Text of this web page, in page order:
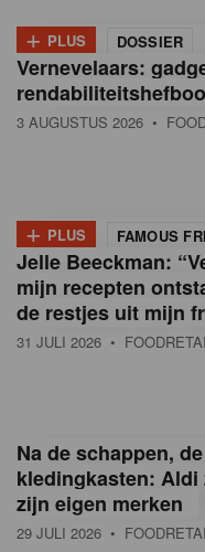
+ PLUS DOSSIER
Vernevelaars:
3 AUGUSTUS 2026 •
+ PLUS FAMOUS
Jelle Beeckman:
mijn recepten
de restjes uit mijn
31 JULI 2026 •
Na de schappen, de
kledingkasten: Aldi
zijn eigen merken
29 JULI 2026 •